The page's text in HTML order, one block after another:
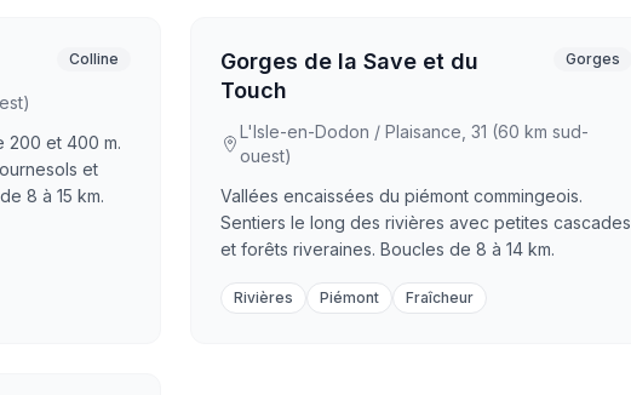
Colline
200 et 400 m.
et
8 à 15 km.
Gorges de la Save et du
Touch
Gorges
L'Isle-en-Dodon / Plaisance, 31 (60 km sud-
ouest)
Vallées encaissées du piémont commingeois.
Sentiers le long des rivières avec petites cascades
et forêts riveraines. Boucles de 8 à 14 km.
Rivières Piémont Fraîcheur